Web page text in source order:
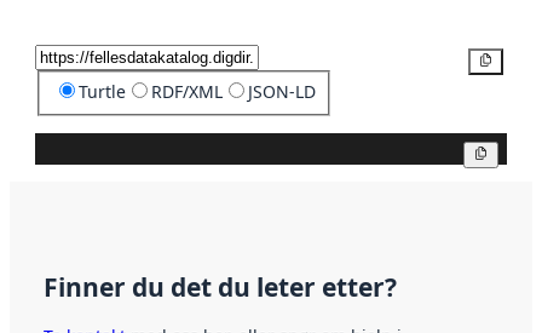
Turtle RDF/XML JSON-LD
Finner du det du leter etter?